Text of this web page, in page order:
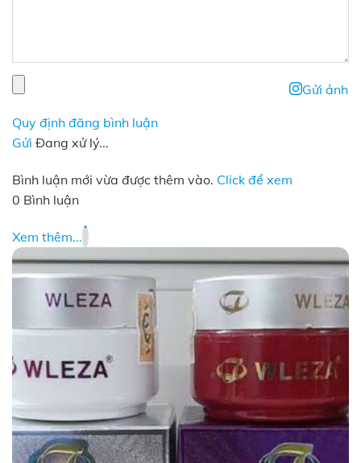
Gửi ảnh
Quy định đăng bình luận
Gửi Đang xử lý...
Bình luận mới vừa được thêm vào. Click để xem
0 Bình luận
Xem thêm...